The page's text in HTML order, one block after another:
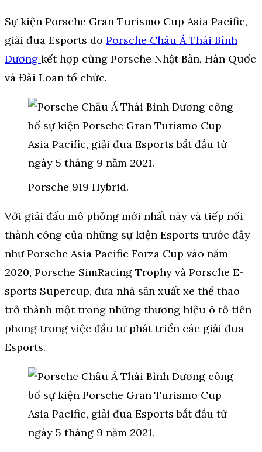
Sự kiện Porsche Gran Turismo Cup Asia Pacific,
giải đua Esports do Porsche Châu Á Thái Bình
Dương kết hợp cùng Porsche Nhật Bản, Hàn Quốc
và Đài Loan tổ chức.
Porsche 919 Hybrid.
Với giải đấu mô phỏng mới nhất này và tiếp nối
thành công của những sự kiện Esports trước đây
như Porsche Asia Pacific Forza Cup vào năm
2020, Porsche SimRacing Trophy và Porsche E-
sports Supercup, đưa nhà sản xuất xe thể thao
trở thành một trong những thương hiệu ô tô tiên
phong trong việc đầu tư phát triển các giải đua
Esports.